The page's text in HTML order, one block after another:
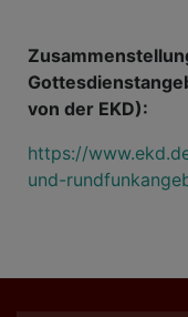
von der EKD):
https://
und-